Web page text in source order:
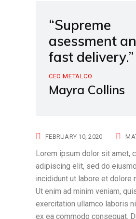
“Supreme
asessment
fast delivery.”
CEO METALCO
Mayra Collins
FEBRUARY 10, 2020
Lorem ipsum dolor sit amet,
adipiscing elit, sed do
incididunt ut labore et dolore
Ut enim ad minim veniam,
exercitation ullamco laboris
ex ea commodo consequat.